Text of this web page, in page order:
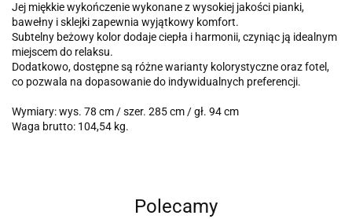
Jej miękkie wykończenie wykonane z wysokiej jakości pianki,
bawełny i sklejki zapewnia wyjątkowy komfort.
Subtelny beżowy kolor dodaje ciepła i harmonii, czyniąc ją idealnym
miejscem do relaksu.
Dodatkowo, dostępne są różne warianty kolorystyczne oraz fotel,
co pozwala na dopasowanie do indywidualnych preferencji.
Wymiary: wys. 78 cm / szer. 285 cm / gł. 94 cm
Waga brutto: 104,54 kg.
Polecamy